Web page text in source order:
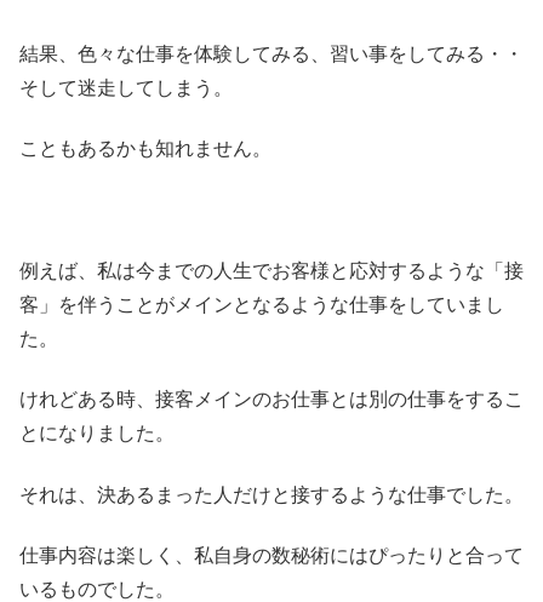
結果、色々な仕事を体験してみる、習い事をしてみる・・
そして迷走してしまう。
こともあるかも知れません。
例えば、私は今までの人生でお客様と応対するような「接
客」を伴うことがメインとなるような仕事をしていまし
た。
けれどある時、接客メインのお仕事とは別の仕事をするこ
とになりました。
それは、決あるまった人だけと接するような仕事でした。
仕事内容は楽しく、私自身の数秘術にはぴったりと合って
いるものでした。